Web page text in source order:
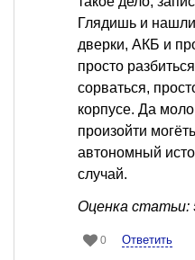
Глядишь и
дверки, АКБ и
просто
сорваться,
корпусе. Да
произойти
автономный
случай.
Оценка статьи:
0 Ответить